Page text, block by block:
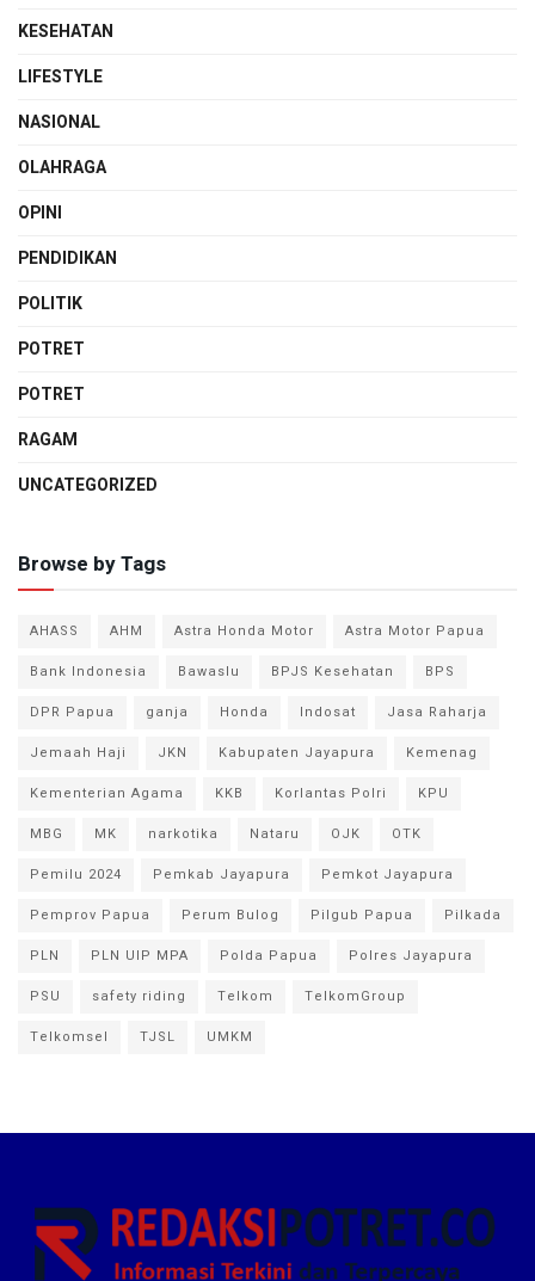
KESEHATAN
LIFESTYLE
NASIONAL
OLAHRAGA
OPINI
PENDIDIKAN
POLITIK
POTRET
POTRET
RAGAM
UNCATEGORIZED
Browse by Tags
AHASS AHM Astra Honda Motor
Astra Motor Papua
Bank Indonesia
Bawaslu BPJS Kesehatan
BPS
DPR Papua
ganja Honda Indosat
Jasa Raharja
Jemaah Haji
JKN Kabupaten Jayapura
Kemenag
Kementerian Agama
KKB Korlantas Polri
KPU
MBG
MK narkotika Nataru OJK
OTK
Pemilu 2024
Pemkab Jayapura
Pemkot Jayapura
Pemprov Papua
Perum Bulog Pilgub Papua
Pilkada
PLN
PLN UIP MPA Polda Papua
Polres Jayapura
PSU
safety riding Telkom
TelkomGroup
Telkomsel
TJSL UMKM